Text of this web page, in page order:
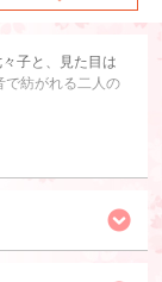
子と、見た目は
で紡がれる二人の